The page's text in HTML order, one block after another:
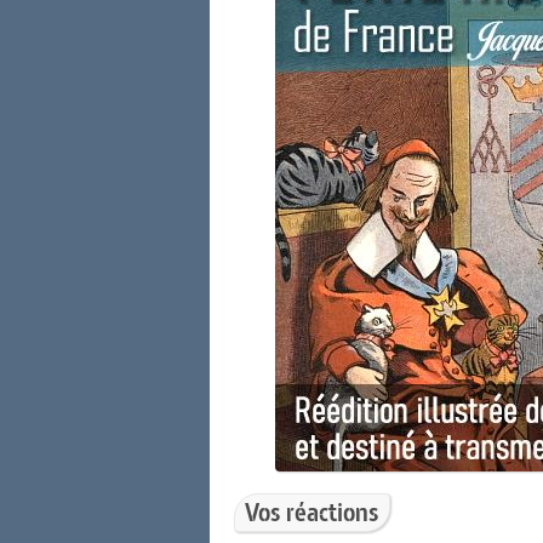
Vos réactions